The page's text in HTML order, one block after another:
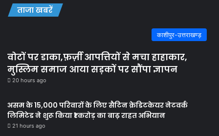
ताजा खबरें
काशीपुर-उत्तराखण्ड़
वोटों पर डाका,फ़र्ज़ी आपत्तियों से मचा हाहाकार,
मुस्लिम समाज आया सड़कों पर सौंपा ज्ञापन
20 hours ago
असम के 15,000 परिवारों के लिए सैटिन क्रेडिटकेयर नेटवर्क
लिमिटेड ने शुरू किया ₹1 करोड़ का बाढ़ राहत अभियान
21 hours ago